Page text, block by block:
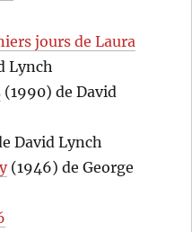
jours de Laura
Lynch
(1990) de David
David Lynch
(1946) de George